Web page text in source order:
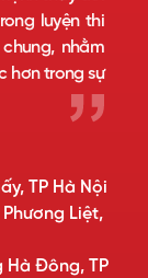
luyện thi
nhằm
hơn trong sự
TP Hà Nội
Phương Liệt,
Hà Đông, TP